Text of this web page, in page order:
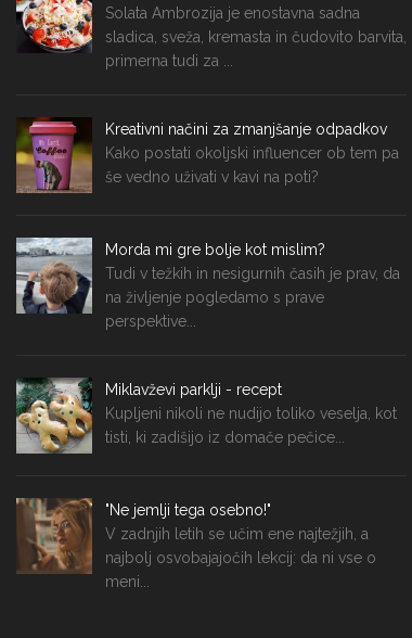
Solata Ambrozija je enostavna sadna
sladica, sveža, kremasta in čudovito barvita,
primerna tudi za ...
Kreativni načini za zmanjšanje odpadkov
Kako postati okoljski influencer ob tem pa
še vedno uživati v kavi na poti?
Morda mi gre bolje kot mislim?
Tudi v težkih in nesigurnih časih je prav, da
na življenje pogledamo s prave
perspektive...
Miklavževi parklji - recept
Kupljeni nikoli ne nudijo toliko veselja, kot
tisti, ki zadišijo iz domače pečice...
"Ne jemlji tega osebno!"
V zadnjih letih se učim ene najtežjih, a
najbolj osvobajajočih lekcij: da ni vse o
meni...